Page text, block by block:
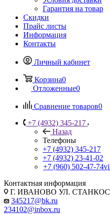
Гарантия на товар
Скидки
Прайс листы
Информация
Контакты
Личный кабинет
Корзина0
Отложенные0
Сравнение товаров0
+7 (4932) 345-217
Назад
Телефоны
+7 (4932) 345-217
+7 (4932) 23-41-02
+7 (960) 502-47-74
Контактная информация
Г. ИВАНОВО УЛ.
345217@bk.ru
234102@inbox.ru